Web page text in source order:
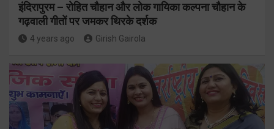
इंदिरापुरम – रोहित चौहान और लोक गायिका कल्पना चौहान के
गढ़वाली गीतों पर जमकर थिरके दर्शक
4 years ago Girish Gairola